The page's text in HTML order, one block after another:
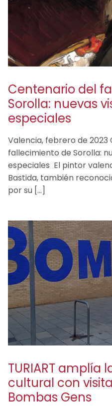
Centenario del
Sorolla: nuevas
especiales
Valencia, febrero de 2023
fallecimiento de Sorolla:
especiales El pintor
Bastida, también
por su […]
TURIART amplía
cultural con
Bombas Gens